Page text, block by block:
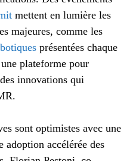
mettent en lumière les
majeures, comme les
présentées chaque
plateforme pour
innovations qui
sont optimistes avec une
adoption accélérée des